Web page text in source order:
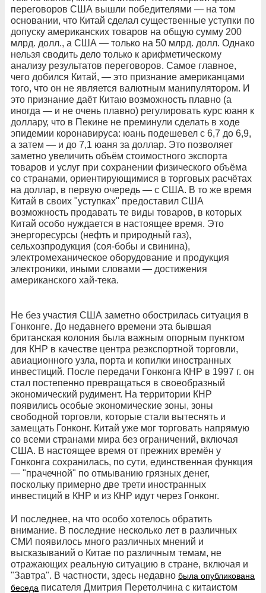
переговоров США вышли победителями — на том
основании, что Китай сделал существенные уступки по
допуску американских товаров на общую сумму 200
млрд. долл., а США — только на 50 млрд. долл. Однако
нельзя сводить дело только к арифметическому
анализу результатов переговоров. Самое главное,
чего добился Китай, — это признание американцами
того, что он не является валютным манипулятором. И
это признание даёт Китаю возможность плавно (а
иногда — и не очень плавно) регулировать курс юаня к
доллару, что в Пекине не преминули сделать в ходе
эпидемии коронавируса: юань подешевел с 6,7 до 6,9,
а затем — и до 7,1 юаня за доллар. Это позволяет
заметно увеличить объём стоимостного экспорта
товаров и услуг при сохранении физического объёма
со странами, ориентирующимися в торговых расчётах
на доллар, в первую очередь — с США. В то же время
Китай в своих "уступках" предоставил США
возможность продавать те виды товаров, в которых
Китай особо нуждается в настоящее время. Это
энергоресурсы (нефть и природный газ),
сельхозпродукция (соя-бобы и свинина),
электромеханическое оборудование и продукция
электроники, иными словами — достижения
американского хай-тека.
Не без участия США заметно обострилась ситуация в
Гонконге. До недавнего времени эта бывшая
британская колония была важным опорным пунктом
для КНР в качестве центра реэкспортной торговли,
авиационного узла, порта и копилки иностранных
инвестиций. После передачи Гонконга КНР в 1997 г. он
стал постепенно превращаться в своеобразный
экономический рудимент. На территории КНР
появились особые экономические зоны, зоны
свободной торговли, которые стали вытеснять и
замещать Гонконг. Китай уже мог торговать напрямую
со всеми странами мира без ограничений, включая
США. В настоящее время от прежних времён у
Гонконга сохранилась, по сути, единственная функция
— "прачечной" по отмыванию грязных денег,
поскольку примерно две трети иностранных
инвестиций в КНР и из КНР идут через Гонконг.
И последнее, на что особо хотелось обратить
внимание. В последние несколько лет в различных
СМИ появилось много различных мнений и
высказываний о Китае по различным темам, не
отражающих реальную ситуацию в стране, включая и
"Завтра". В частности, здесь недавно была опубликована
беседа писателя Дмитрия Перетолчина с китаистом